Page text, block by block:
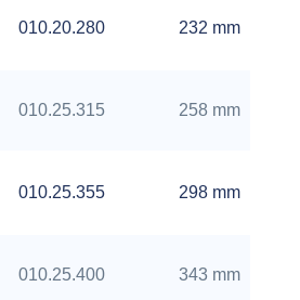
010.20.280 232 mm
010.25.315 258 mm
010.25.355 298 mm
010.25.400 343 mm